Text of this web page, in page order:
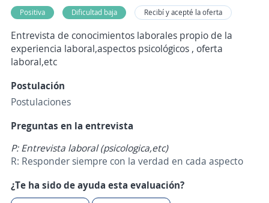
Positiva Dificultad baja Recibí y acepté la oferta
Entrevista de conocimientos laborales propio de la
experiencia laboral,aspectos psicológicos , oferta
laboral,etc
Postulación
Postulaciones
Preguntas en la entrevista
P: Entrevista laboral (psicologica,etc)
R: Responder siempre con la verdad en cada aspecto
¿Te ha sido de ayuda esta evaluación?